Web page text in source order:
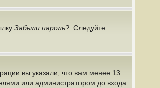
Забыли пароль? . Следуйте
вы указали, что вам менее 13
или администратором до входа